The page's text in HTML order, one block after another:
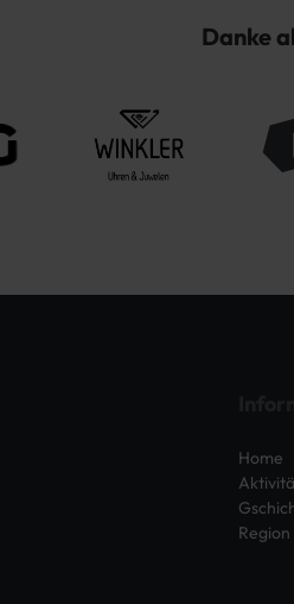
Danke
Home
Region